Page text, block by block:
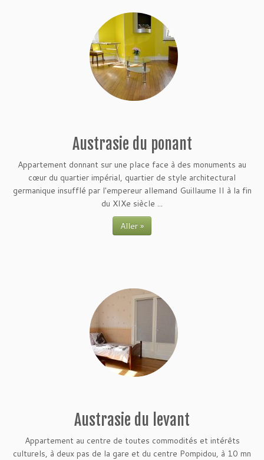
Austrasie du ponant
Appartement donnant sur une place face à des monuments au
cœur du quartier impérial, quartier de style architectural
germanique insufflé par l'empereur allemand Guillaume II à la fin
du XIXe siècle ...
Aller »
Austrasie du levant
Appartement au centre de toutes commodités et intérêts
culturels, à deux pas de la gare et du centre Pompidou, à 10 mn